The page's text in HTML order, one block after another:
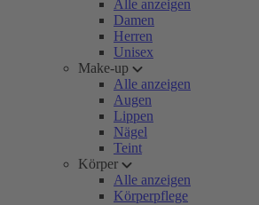
Alle anzeigen
Damen
Herren
Unisex
Make-up
Alle anzeigen
Augen
Lippen
Nägel
Teint
Körper
Alle anzeigen
Körperpflege